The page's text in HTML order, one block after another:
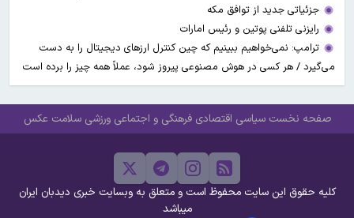
جزئیاتی جدید از توافق مکه
رایزنی تلفنی پوتین و رئیس امارات
ترامپ: نمی‌خواهیم ببینیم که چین کنترل ارز‌های دیجیتال را به دست
می‌گیرد / هر کسی در هوش مصنوعی پیروز شود، عملاً همه چیز را برده است
صفحه نخست سیاسی اقتصادی فرهنگی و اجتماعی ورزشی سلامت عکس
کلیه حقوق این سایت محفوظ است و متعلق به وبسایت خبری دیدبان ایران
میباشد